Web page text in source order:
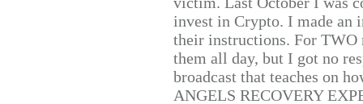
invest in Crypto. I made
their instructions. For TWO
them all day, but I got no
broadcast that teaches on
ANGELS RECOVERY